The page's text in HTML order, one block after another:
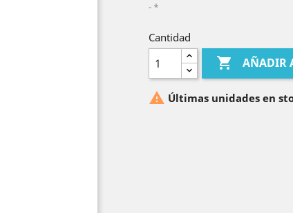
*
Cantidad
 AÑADIR
 Últimas unidades en